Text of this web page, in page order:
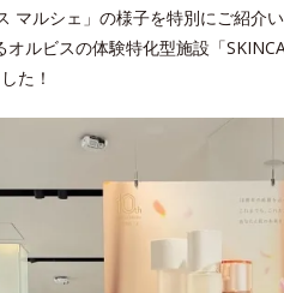
マルシェ」の様子を特別にご紹介
ルビスの体験特化型施設「
た！